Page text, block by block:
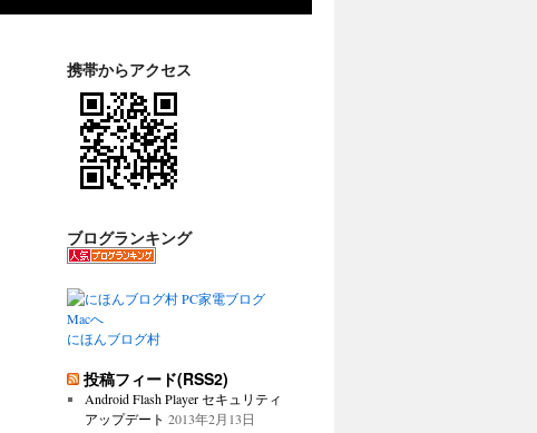
携帯からアクセス
ブログランキング
にほんブログ村
投稿フィード(RSS2)
Android Flash Player セキュリティ
アップデート 2013年2月13日